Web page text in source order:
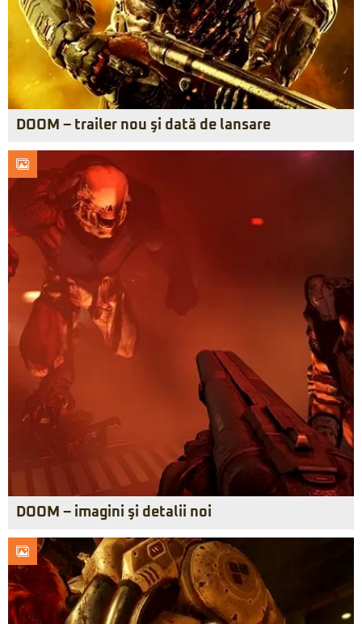
DOOM – trailer nou şi dată de lansare
DOOM – imagini şi detalii noi